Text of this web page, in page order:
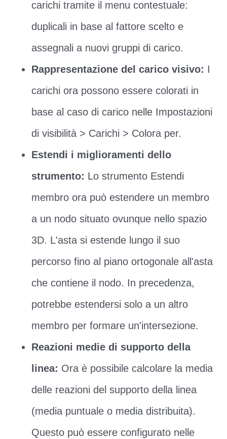
carichi tramite il menu contestuale:
duplicali in base al fattore scelto e
assegnali a nuovi gruppi di carico.
Rappresentazione del carico visivo: I
carichi ora possono essere colorati in
base al caso di carico nelle Impostazioni
di visibilità > Carichi > Colora per.
Estendi i miglioramenti dello
strumento: Lo strumento Estendi
membro ora può estendere un membro
a un nodo situato ovunque nello spazio
3D. L'asta si estende lungo il suo
percorso fino al piano ortogonale all'asta
che contiene il nodo. In precedenza,
potrebbe estendersi solo a un altro
membro per formare un'intersezione.
Reazioni medie di supporto della
linea: Ora è possibile calcolare la media
delle reazioni del supporto della linea
(media puntuale o media distribuita).
Questo può essere configurato nelle